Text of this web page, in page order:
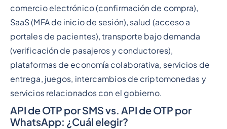
comercio electrónico (confirmación de compra),
SaaS (MFA de inicio de sesión), salud (acceso a
portales de pacientes), transporte bajo demanda
(verificación de pasajeros y conductores),
plataformas de economía colaborativa, servicios de
entrega, juegos, intercambios de criptomonedas y
servicios relacionados con el gobierno.
API de OTP por SMS vs. API de OTP por
WhatsApp: ¿Cuál elegir?